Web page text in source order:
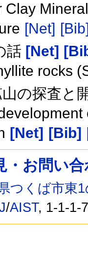
Clay
[Net]
話 [Net]
rocks
の探査と
[Net] [Bib]
・お問い
つくば市東
/AIST, 1-1-1-